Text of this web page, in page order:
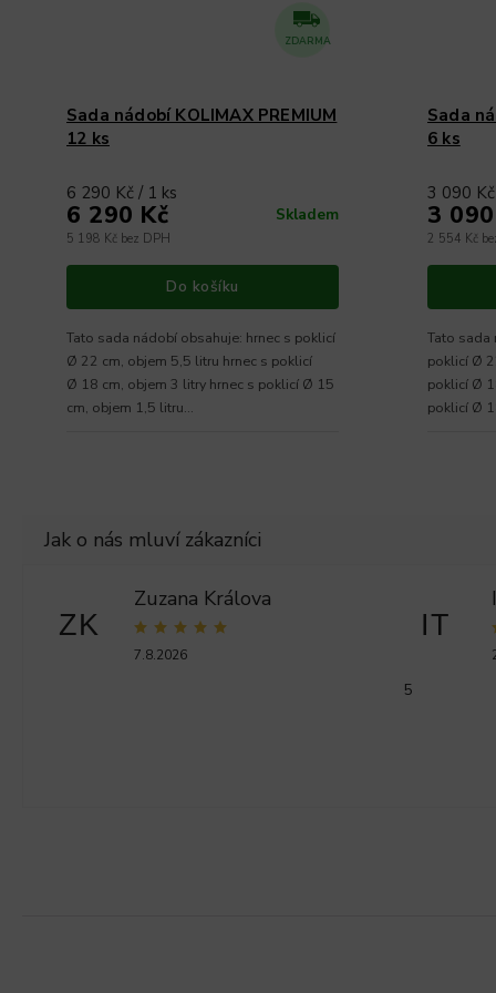
ZDARMA
Sada nádobí KOLIMAX PREMIUM
12 ks
Skladem
5 198 Kč bez DPH
6 290 Kč
6 290 Kč / 1 ks
Do košíku
Tato sada nádobí obsahuje: hrnec s poklicí
Ø 22 cm, objem 5,5 litru hrnec s poklicí
Ø 18 cm, objem 3 litry hrnec s poklicí Ø 15
cm, objem 1,5 litru...
Sada
6 ks
2 554 Kč
3
3 090
Tato sada
poklicí Ø
poklicí Ø
poklicí Ø
ZK
Zuzana Králova
7.8.2026
IT
5